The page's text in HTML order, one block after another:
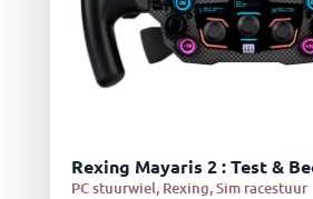
Rexing Mayaris 2 : Test &
PC stuurwiel, Rexing,Sim racestuur